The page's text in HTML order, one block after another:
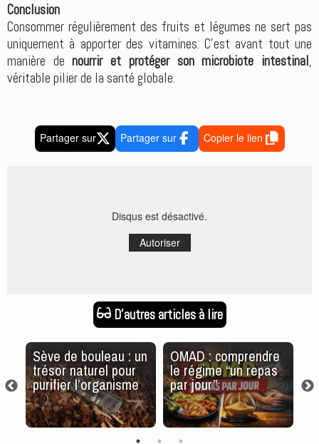
Conclusion
Consommer régulièrement des fruits et légumes ne sert pas
uniquement à apporter des vitamines. C’est avant tout une
manière denourrir et protéger son microbiote intestinal,
véritable pilier de la santé globale.
Partager sur Partager sur Copier le lien
Disqus est désactivé.
Autoriser
D'autres articles à lire
Sève de bouleau : un
trésor naturel pour
purifier l’organisme
OMAD : comprendre
le régime “un repas
par jour”